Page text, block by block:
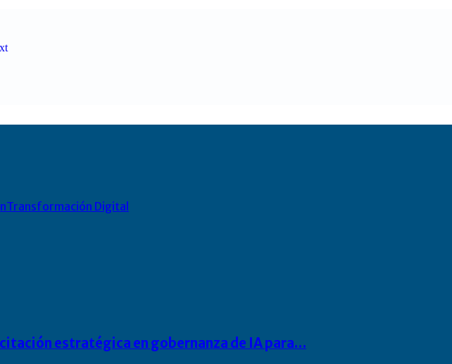
Transformación Digital
estratégica en gobernanza de IA para…